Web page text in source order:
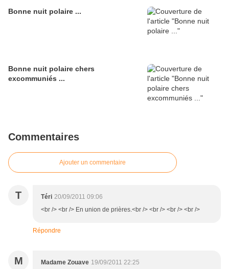
Bonne nuit polaire ...
Bonne nuit polaire chers
excommuniés ...
Commentaires
Ajouter un commentaire
T Téri 20/09/2011 09:06
<br /> <br /> En union de prières.<br /> <br /> <br /> <br />
Répondre
M Madame Zouave 19/09/2011 22:25